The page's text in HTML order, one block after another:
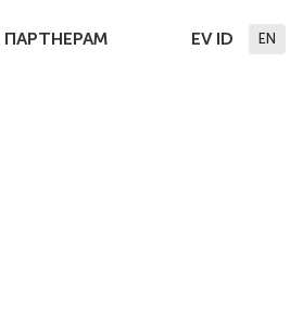
ПАРТНЕРАМ EV ID EN